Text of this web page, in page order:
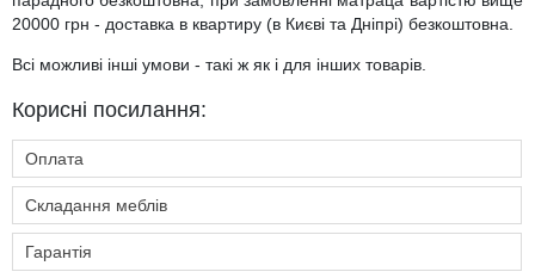
20000 грн - доставка в квартиру (в Києві та Дніпрі) безкоштовна.
Всі можливі інші умови - такі ж як і для інших товарів.
Корисні посилання:
Оплата
Складання меблів
Гарантія